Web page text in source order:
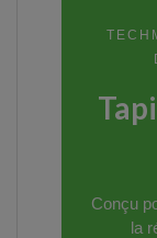
Conçu
la